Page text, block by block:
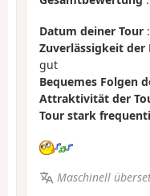
Datum deiner Tour
Zuverlässigkeit der
gut
Bequemes Folgen
Attraktivität der
Tour stark
Maschinell